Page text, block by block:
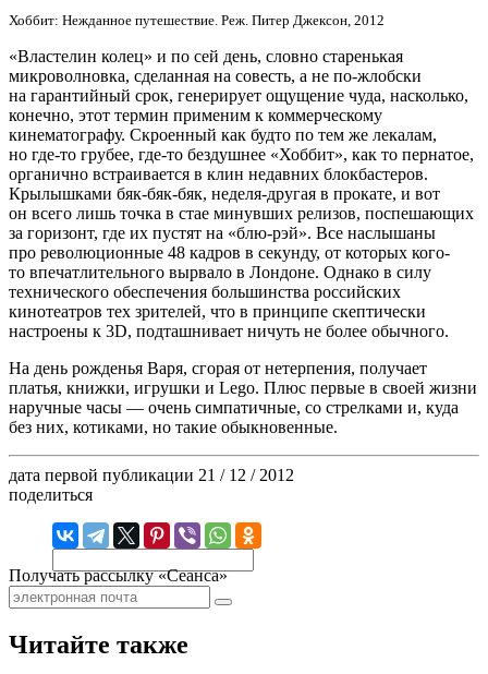
Хоббит: Нежданное путешествие. Реж. Питер Джексон, 2012
«Властелин колец» и по сей день, словно старенькая
микроволновка, сделанная на совесть, а не по-жлобски
на гарантийный срок, генерирует ощущение чуда, насколько,
конечно, этот термин применим к коммерческому
кинематографу. Скроенный как будто по тем же лекалам,
но где-то грубее, где-то бездушнее «Хоббит», как то пернатое,
органично встраивается в клин недавних блокбастеров.
Крылышками бяк-бяк-бяк, неделя-другая в прокате, и вот
он всего лишь точка в стае минувших релизов, поспешающих
за горизонт, где их пустят на «блю-рэй». Все наслышаны
про революционные 48 кадров в секунду, от которых кого-
то впечатлительного вырвало в Лондоне. Однако в силу
технического обеспечения большинства российских
кинотеатров тех зрителей, что в принципе скептически
настроены к 3D, подташнивает ничуть не более обычного.
На день рожденья Варя, сгорая от нетерпения, получает
платья, книжки, игрушки и Lego. Плюс первые в своей жизни
наручные часы — очень симпатичные, со стрелками и, куда
без них, котиками, но такие обыкновенные.
дата первой публикации 21 / 12 / 2012
поделиться
Получать рассылку «Сеанса»
Читайте также